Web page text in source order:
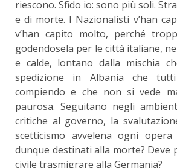
riescono. Sfido io: sono più soli.
e di morte. I Nazionalisti v’han
v’han capito molto, perché
godendosela per le città italiane,
e calde, lontano dalla mischia
spedizione in Albania che
compiendo e che non si vede
paurosa. Seguitano negli
critiche al governo, la
scetticismo avvelena ogni opera
dunque destinati alla morte? Deve
civile trasmigrare alla Germania?